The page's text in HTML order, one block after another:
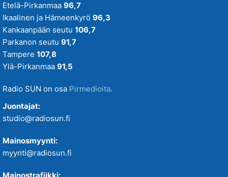
Etelä-Pirkanmaa 96,7
Ikaalinen ja Hämeenkyrö 96,3
Kankaanpään seutu 106,7
Parkanon seutu 91,7
Tampere 107,8
Ylä-Pirkanmaa 91,5
Radio SUN on osa Pirmedioita.
Juontajat:
studio@radiosun.fi
Mainosmyynti:
myynti@radiosun.fi